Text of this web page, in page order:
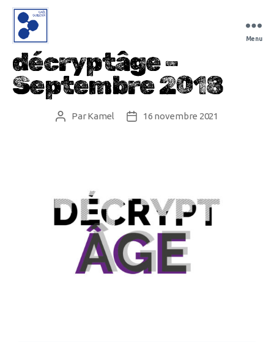
Gaël
Guilloux
Menu
décryptâge –
Septembre 2018
Auteur
ParKamel
Date16 novembre 2021